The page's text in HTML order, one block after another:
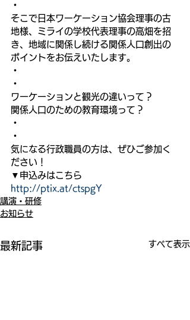
・
そこで日本ワーケーション協会理事の古
地様、ミライの学校代表理事の高畑を招
き、地域に関係し続ける関係人口創出の
ポイントをお伝えいたします。
・
・
ワーケーションと観光の違いって？
関係人口のための教育環境って？
・
・
気になる行政職員の方は、ぜひご参加く
ださい！
▼申込みはこちら
http://ptix.at/ctspgY
講演・研修
お知らせ
最新記事 すべて表示